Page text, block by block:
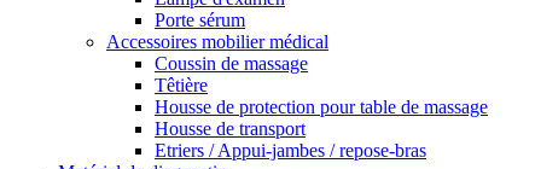
Porte sérum
Accessoires mobilier médical
Coussin de massage
Têtière
Housse de protection pour table de massage
Housse de transport
Etriers / Appui-jambes / repose-bras